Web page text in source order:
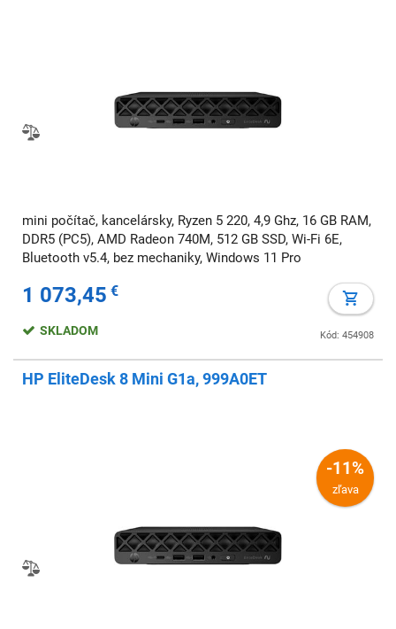
mini počítač, kancelársky, Ryzen 5 220, 4,9 Ghz, 16 GB RAM,
DDR5 (PC5), AMD Radeon 740M, 512 GB SSD, Wi-Fi 6E,
Bluetooth v5.4, bez mechaniky, Windows 11 Pro
1 073,45 €
Kód: 454908
SKLADOM
HP EliteDesk 8 Mini G1a, 999A0ET
-11%
zľava